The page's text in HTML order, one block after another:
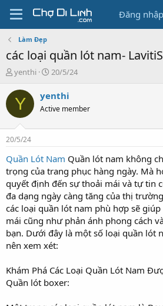
Đăng nhập
Làm Đẹp
các loại quần lót nam-
T
r
e
a
s
t
a
t
e
r
yenthi
N
à
y
g
20/5/24
Y yenthi
Active member
20/5/24
Quần Lót Nam Quần lót nam không
trọng của trang phục hàng ngày. Mà
quyết định đến sự thoải mái và tự tin
đa dạng ngày càng tăng của thị
các loại quần lót nam phù hợp sẽ
mái cũng như phản ánh phong cách
bạn. Dưới đây là một số loại quần lót
nên xem xét:
Khám Phá Các Loại Quần Lót Nam
Quần lót boxer: